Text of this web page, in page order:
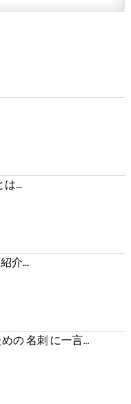
は...
介...
の 名刺 に一言...